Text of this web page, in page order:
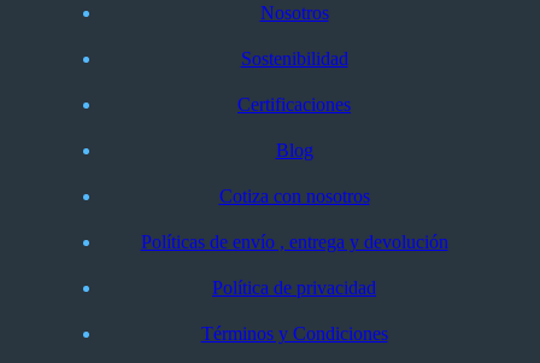
Nosotros
Sostenibilidad
Certificaciones
Blog
Cotiza con nosotros
Políticas de envío , entrega y devolución
Política de privacidad
Términos y Condiciones